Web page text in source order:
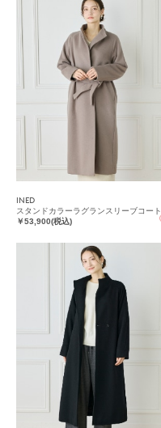
INED
スタンドカラーラグランスリーブコート
￥53,900(税込)